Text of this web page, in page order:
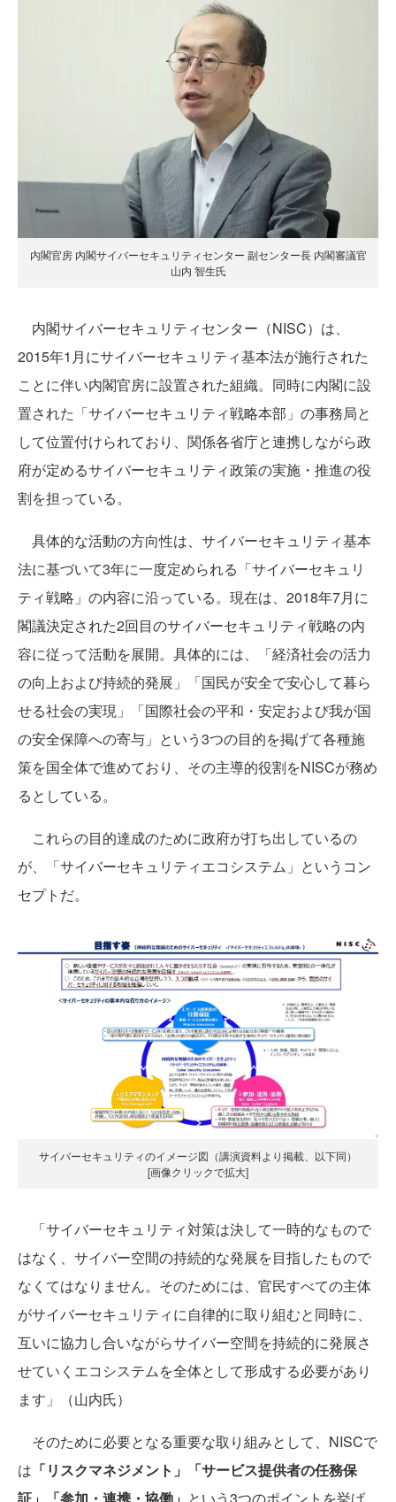
内閣官房 内閣サイバーセキュリティセンター 副センター長 内閣審議官
山内 智生氏
内閣サイバーセキュリティセンター（NISC）は、
2015年1月にサイバーセキュリティ基本法が施行された
ことに伴い内閣官房に設置された組織。同時に内閣に設
置された「サイバーセキュリティ戦略本部」の事務局と
して位置付けられており、関係各省庁と連携しながら政
府が定めるサイバーセキュリティ政策の実施・推進の役
割を担っている。
具体的な活動の方向性は、サイバーセキュリティ基本
法に基づいて3年に一度定められる「サイバーセキュリ
ティ戦略」の内容に沿っている。現在は、2018年7月に
閣議決定された2回目のサイバーセキュリティ戦略の内
容に従って活動を展開。具体的には、「経済社会の活力
の向上および持続的発展」「国民が安全で安心して暮ら
せる社会の実現」「国際社会の平和・安定および我が国
の安全保障への寄与」という3つの目的を掲げて各種施
策を国全体で進めており、その主導的役割をNISCが務め
るとしている。
これらの目的達成のために政府が打ち出しているの
が、「サイバーセキュリティエコシステム」というコン
セプトだ。
サイバーセキュリティのイメージ図（講演資料より掲載、以下同）
[画像クリックで拡大]
「サイバーセキュリティ対策は決して一時的なもので
はなく、サイバー空間の持続的な発展を目指したもので
なくてはなりません。そのためには、官民すべての主体
がサイバーセキュリティに自律的に取り組むと同時に、
互いに協力し合いながらサイバー空間を持続的に発展さ
せていくエコシステムを全体として形成する必要があり
ます」（山内氏）
そのために必要となる重要な取り組みとして、NISCで
は 「リスクマネジメント」「サービス提供者の任務保
証」「参加・連携・協働」 という3つのポイントを挙げ